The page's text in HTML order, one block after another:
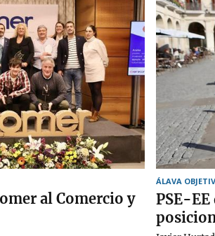
al Comercio y
ÁLAVA
PSE-